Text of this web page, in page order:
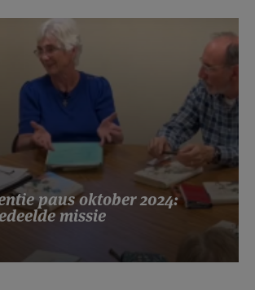
paus oktober 2024:
missie